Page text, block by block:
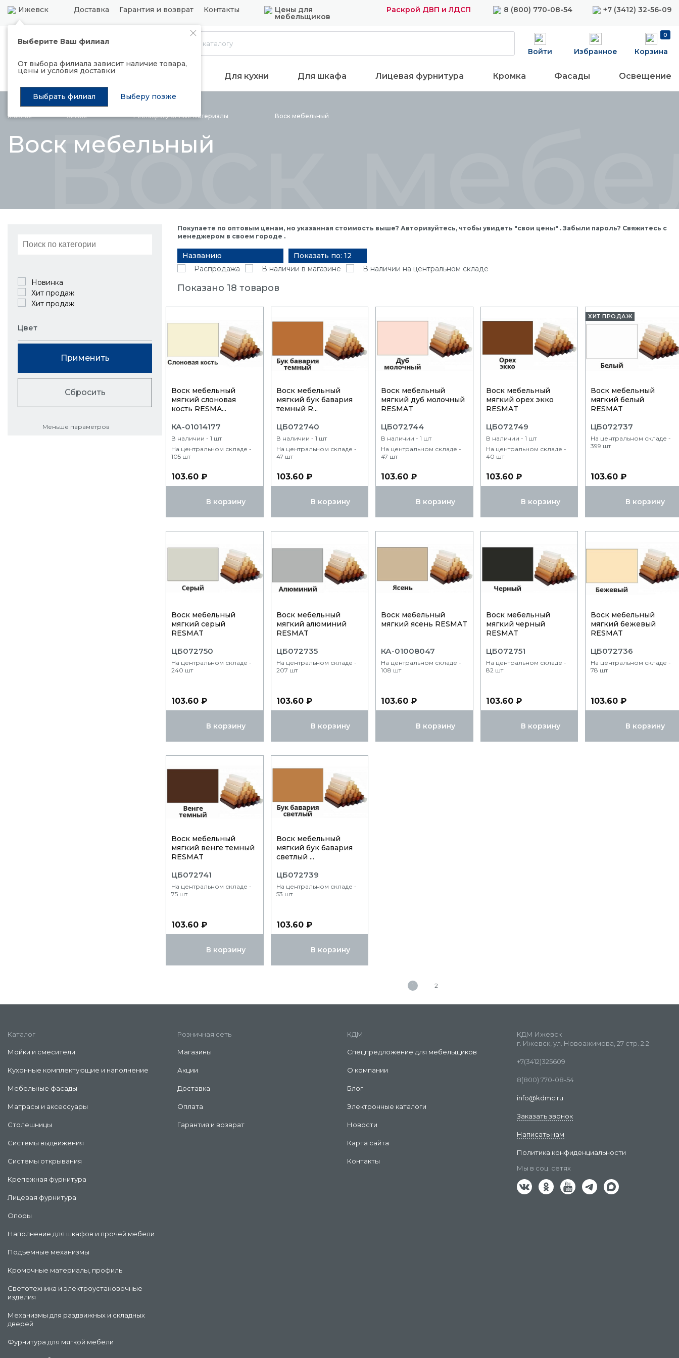
Ижевск Доставка Гарантия и возврат Контакты Цены для
мебельщиков
Раскрой ДВП и ЛДСП 8 (800) 770-08-54 +7 (3412) 32-56-09
Выберите Ваш филиал
От выбора филиала зависит наличие товара,
цены и условия доставки
Выбрать филиал Выберу позже
Каталог
Войти Избранное
0
Корзина
Распродажа Подъемные механизмы Для кухни Для шкафа Лицевая фурнитура Кромка Фасады Освещение
Главная Химия Реставрационныематериалы Воск мебельный
Воск мебельный
Воск
Новинка
Хит продаж
Хит продаж
Цвет
Применить
Сбросить
Меньше параметров
Покупаете по оптовым ценам, но указанная стоимость выше? Авторизуйтесь, чтобы увидеть "свои цены" . Забыли пароль? Свяжитесь с
менеджером в своем городе .
Названию
Показать по: 12
Распродажа
В наличии в магазине В наличии на центральном складе
Показано 18 товаров
Воск мебельный
мягкий слоновая
кость RESMA...
КА-01014177
В наличии - 1 шт
На центральном складе -
105 шт
103.60 ₽
В корзину
Воск мебельный
мягкий бук бавария
темный R...
ЦБ072740
В наличии - 1 шт
На центральном складе -
47 шт
103.60 ₽
В корзину
Воск мебельный
мягкий дуб молочный
RESMAT
ЦБ072744
В наличии - 1 шт
На центральном складе -
47 шт
103.60 ₽
В корзину
Воск мебельный
мягкий орех экко
RESMAT
ЦБ072749
В наличии - 1 шт
На центральном складе -
40 шт
103.60 ₽
В корзину
ХИТ ПРОДАЖ
Воск мебельный
мягкий белый
RESMAT
ЦБ072737
На центральном складе -
399 шт
103.60 ₽
В корзину
Воск мебельный
мягкий серый
RESMAT
ЦБ072750
На центральном складе -
240 шт
103.60 ₽
В корзину
Воск мебельный
мягкий алюминий
RESMAT
ЦБ072735
На центральном складе -
207 шт
103.60 ₽
В корзину
Воск мебельный
мягкий ясень RESMAT
КА-01008047
На центральном складе -
108 шт
103.60 ₽
В корзину
Воск мебельный
мягкий черный
RESMAT
ЦБ072751
На центральном складе -
82 шт
103.60 ₽
В корзину
Воск мебельный
мягкий бежевый
RESMAT
ЦБ072736
На центральном складе -
78 шт
103.60 ₽
В корзину
Воск мебельный
мягкий венге темный
RESMAT
ЦБ072741
На центральном складе -
75 шт
103.60 ₽
В корзину
Воск мебельный
мягкий бук бавария
светлый ...
ЦБ072739
На центральном складе -
53 шт
103.60 ₽
В корзину
1 2
Каталог
Мойки и смесители
Кухонные комплектующие и наполнение
Мебельные фасады
Матрасы и аксессуары
Столешницы
Системы выдвижения
Системы открывания
Крепежная фурнитура
Лицевая фурнитура
Опоры
Наполнение для шкафов и прочей мебели
Подъемные механизмы
Кромочные материалы, профиль
Светотехника и электроустановочные
изделия
Механизмы для раздвижных и складных
дверей
Фурнитура для мягкой мебели
Розничная сеть
Магазины
Акции
Доставка
Оплата
Гарантия и возврат
КДМ
Спецпредложение для мебельщиков
О компании
Блог
Электронные каталоги
Новости
Карта сайта
Контакты
КДМ Ижевск
г. Ижевск, ул. Новоажимова, 27 стр. 2.2
+7(3412)325609
8(800) 770-08-54
info@kdmc.ru
Заказать звонок
Написать нам
Политика конфиденциальности
Мы в соц. сетях